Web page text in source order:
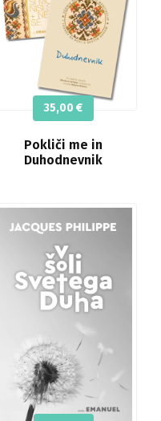
Pokliči me in
Duhodnevnik
35,00 €